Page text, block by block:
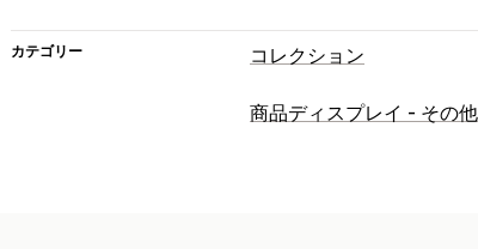
カテゴリー コレクション
並べ替えアクション
商品ディスプレイ - その他